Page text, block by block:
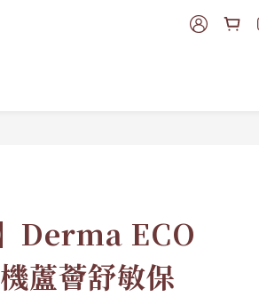
Derma ECO
蘆薈舒敏保